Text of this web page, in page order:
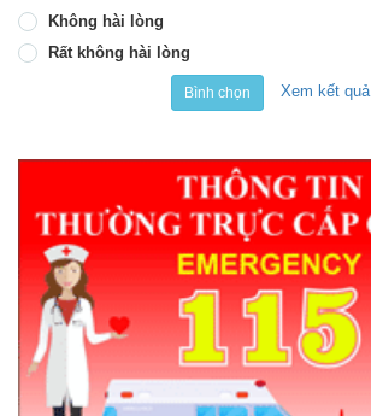
Không hài lòng
Rất không hài lòng
Bình chọn Xem kết quả